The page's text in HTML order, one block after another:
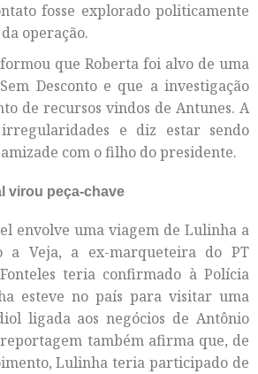
fosse explorado politicamente
operação.
que Roberta foi alvo de uma
Desconto e que a investigação
de recursos vindos de Antunes. A
e diz estar sendo
com o filho do presidente.
virou peça-chave
envolve uma viagem de Lulinha a
a Veja, a ex-marqueteira do PT
teria confirmado à Polícia
esteve no país para visitar uma
ligada aos negócios de Antônio
também afirma que, de
Lulinha teria participado de